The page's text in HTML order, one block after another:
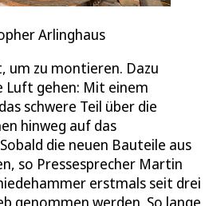
Arlinghaus
um zu montieren. Dazu
Luft gehen: Mit einem
schwere Teil über die
hinweg auf das
die neuen Bauteile aus
so Pressesprecher Martin
erstmals seit drei
genommen werden. So lange